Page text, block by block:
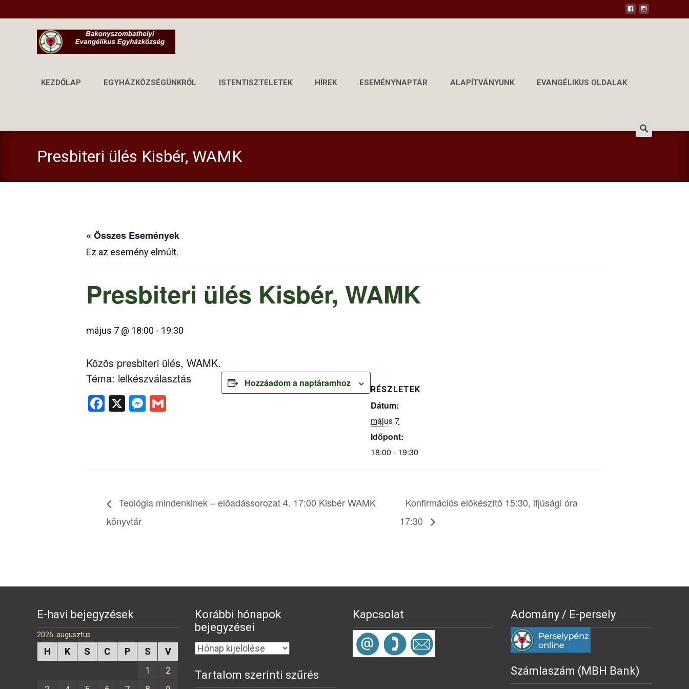
KEZDŐLAP EGYHÁZKÖZSÉGÜNKRŐL ISTENTISZTELETEK HÍREK ESEMÉNYNAPTÁR ALAPÍTVÁNYUNK EVANGÉLIKUS OLDALAK
Presbiteri ülés Kisbér, WAMK
« Összes Események
Ez az esemény elmúlt.
Presbiteri ülés Kisbér, WAMK
május 7 @ 18:00 - 19:30
Közös presbiteri ülés, WAMK.
Téma: lelkészválasztás
Facebook
X Messenger
Hozzáadom a naptáramhoz
RÉSZLETEK
Dátum:
május 7
Időpont:
18:00 - 19:30
Teológia mindenkinek – előadássorozat 4. 17:00 Kisbér WAMK
könyvtár
Konfirmációs előkészítő 15:30, ifjúsági óra
17:30
E-havi bejegyzések
2026. augusztus
H K S C P S
V
1
2
Korábbi hónapok
bejegyzései
Kapcsolat Adomány / E-persely
Számlaszám (MBH Bank)
Tartalom szerinti szűrés